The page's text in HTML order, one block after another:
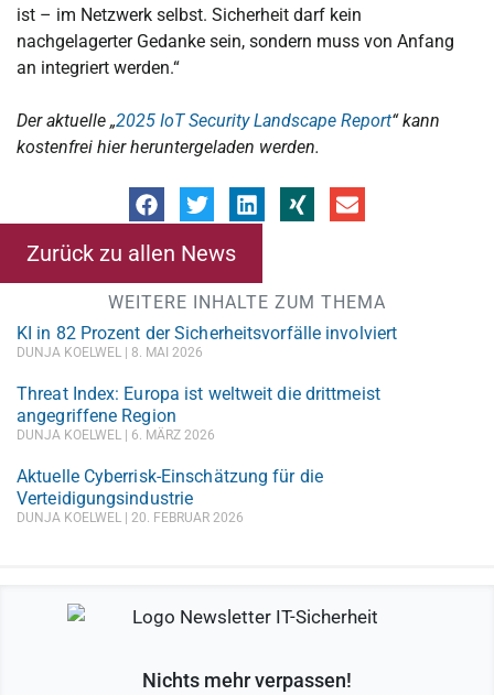
ist – im Netzwerk selbst. Sicherheit darf kein
nachgelagerter Gedanke sein, sondern muss von Anfang
an integriert werden.“
Der aktuelle „2025 IoT Security Landscape Report“ kann
kostenfrei hier heruntergeladen werden.
Zurück zu allen News
WEITERE INHALTE ZUM THEMA
KI in 82 Prozent der Sicherheitsvorfälle involviert
DUNJA KOELWEL 8. MAI 2026
Threat Index: Europa ist weltweit die drittmeist
angegriffene Region
DUNJA KOELWEL 6. MÄRZ 2026
Aktuelle Cyberrisk-Einschätzung für die
Verteidigungsindustrie
DUNJA KOELWEL 20. FEBRUAR 2026
Nichts mehr verpassen!